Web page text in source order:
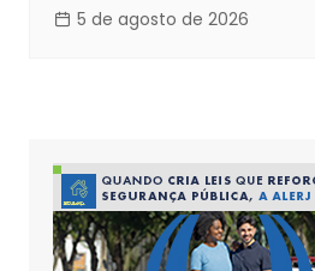
5 de agosto de 2026